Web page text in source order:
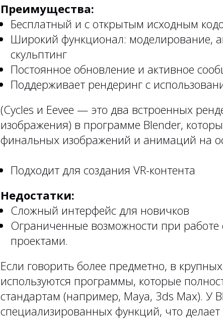
Преимущества:
Бесплатный и с открытым исходным
Широкий функционал: моделирование,
скульптинг
Постоянное обновление и активное
Поддерживает рендеринг с
(Cycles и Eevee — это два встроенных
изображения) в программе Blender,
финальных изображений и анимаций на
Подходит для создания VR-контента
Недостатки:
Сложный интерфейс для новичков
Ограниченные возможности при
проектами.
Если говорить более предметно, в
используются программы, которые
стандартам (например, Maya, 3ds Max). У
специализированных функций, что